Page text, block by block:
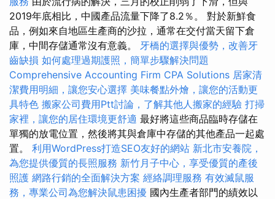
2019年底相比，中國產品流量下降了8.2％。 對於新鮮食
品，例如來自地區生產商的沙拉，通常在交付當天留下倉
庫，中間存儲通常沒有意義。 牙橋的選擇與優勢，改善牙
齒缺損 如何處理過期護照，簡單步驟解決問題
Comprehensive Accounting Firm CPA Solutions 居家清
潔費用明細，讓您安心選擇 美味餐點外燴，讓您的活動更
具特色 搬家公司費用Ptt討論，了解其他人搬家的經驗 打掃
家裡，讓您的居住環境更舒適 最好將這些商品臨時存儲在
單獨的放電位置，然後將其與倉庫中存儲的其他產品一起處
置。 利用WordPress打造SEO友好的網站 新北市安養院，
為您提供優質的長照服務 新竹月子中心，享受優質的產後
照護 網路行銷的全面解決方案 經絡調理服務 有效滅鼠服
務，專業公司為您解決鼠患困擾 國內生產者部門的績效以